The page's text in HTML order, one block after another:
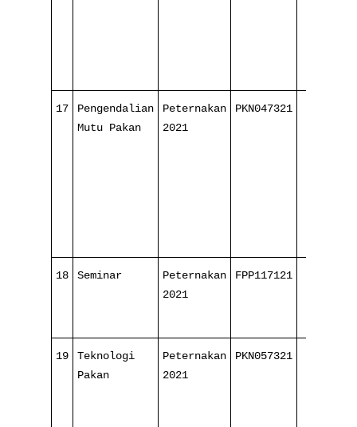
17
Pengendalian
Mutu Pakan
Peternakan
2021
PKN047321
18 Seminar
Peternakan
2021
FPP117121
19
Teknologi
Pakan
Peternakan
2021
PKN057321